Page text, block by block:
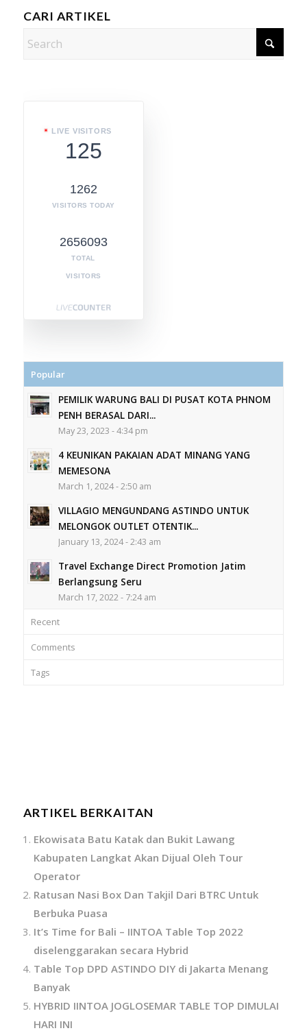
CARI ARTIKEL
LIVE VISITORS
125
1262
VISITORS TODAY
2656093
TOTAL
VISITORS
Popular
PEMILIK WARUNG BALI DI PUSAT KOTA PHNOM
PENH BERASAL DARI...
May 23, 2023 - 4:34 pm
4 KEUNIKAN PAKAIAN ADAT MINANG YANG
MEMESONA
March 1, 2024 - 2:50 am
VILLAGIO MENGUNDANG ASTINDO UNTUK
MELONGOK OUTLET OTENTIK...
January 13, 2024 - 2:43 am
Travel Exchange Direct Promotion Jatim
Berlangsung Seru
March 17, 2022 - 7:24 am
Recent
Comments
Tags
ARTIKEL BERKAITAN
Ekowisata Batu Katak dan Bukit Lawang
Kabupaten Langkat Akan Dijual Oleh Tour
Operator
Ratusan Nasi Box Dan Takjil Dari BTRC Untuk
Berbuka Puasa
It’s Time for Bali – IINTOA Table Top 2022
diselenggarakan secara Hybrid
Table Top DPD ASTINDO DIY di Jakarta Menang
Banyak
HYBRID IINTOA JOGLOSEMAR TABLE TOP DIMULAI
HARI INI